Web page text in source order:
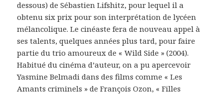
dessous) de Sébastien Lifshitz, pour lequel il a
obtenu six prix pour son interprétation de lycéen
mélancolique. Le cinéaste fera de nouveau appel à
ses talents, quelques années plus tard, pour faire
partie du trio amoureux de « Wild Side » (2004).
Habitué du cinéma d’auteur, on a pu apercevoir
Yasmine Belmadi dans des films comme « Les
Amants criminels » de François Ozon, « Filles